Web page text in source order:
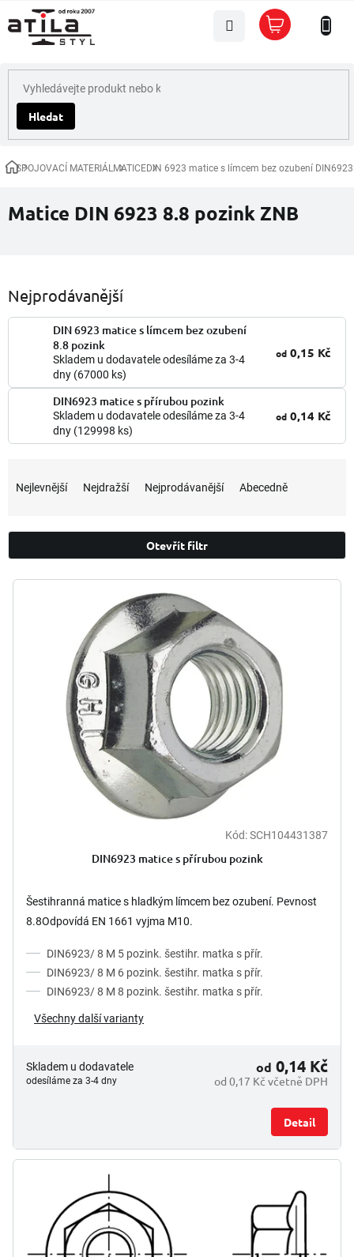
na
obsah
Hledat
Nákupní
košík
DomůSPOJOVACÍ MATERIÁLMATICEDIN 6923 matice s límcem bez ozubení DIN6923
Matice DIN 6923 8.8 pozink ZNB
Nejprodávanější
DIN 6923 matice s límcem bez ozubení
8.8 pozink
Skladem u dodavatele odesíláme za 3-4
dny (67000 ks)
od 0,15 Kč
DIN6923 matice s přírubou pozink
Skladem u dodavatele odesíláme za 3-4
dny (129998 ks)
od 0,14 Kč
n
í
r
Nejlevnější Nejdražší Nejprodávanější Abecedně
Otevřít filtr
V
Kód:SCH104431387
DIN6923 matice s přírubou pozink
Šestihranná matice s hladkým límcem bez ozubení. Pevnost
8.8Odpovídá EN 1661 vyjma M10.
DIN6923/ 8 M 5 pozink. šestihr. matka s přír.
DIN6923/ 8 M 6 pozink. šestihr. matka s přír.
DIN6923/ 8 M 8 pozink. šestihr. matka s přír.
Všechny další varianty
Skladem u dodavatele
odesíláme za 3-4 dny od 0,17 Kč včetně DPH
od 0,14 Kč
Detail